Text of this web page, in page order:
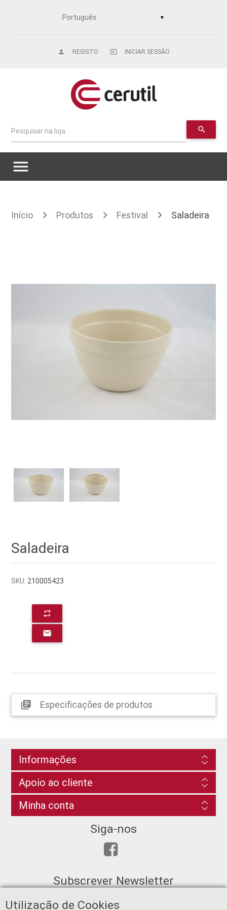
Utilização de Cookies
▼
REGISTO
person INICIAR SESSÃO
input
Pesquisar na loja search
menu
Início Produtos Festival Saladeira
Saladeira
SKU: 210005423
repeat
email
library_books Especificações de produtos
Informações
Apoio ao cliente
Minha conta
Siga-nos
Subscrever Newsletter